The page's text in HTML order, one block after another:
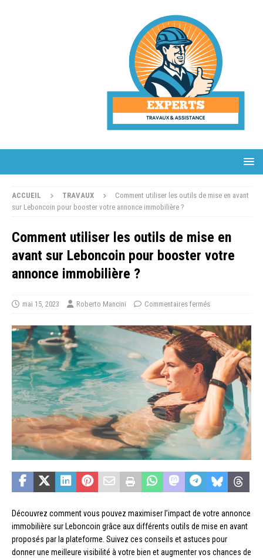
ACCUEIL TRAVAUX
Comment utiliser les outils de mise en avant
sur Leboncoin pour booster votre annonce immobilière ?
Comment utiliser les outils de mise en
avant sur Leboncoin pour booster votre
annonce immobilière ?
mai 15, 2023 Roberto Mancini Commentaires fermés
Découvrez comment vous pouvez maximiser l’impact de votre annonce
immobilière sur Leboncoin grâce aux différents outils de mise en avant
proposés par la plateforme. Suivez ces conseils et astuces pour
donner une meilleure visibilité à votre bien et augmenter vos chances de